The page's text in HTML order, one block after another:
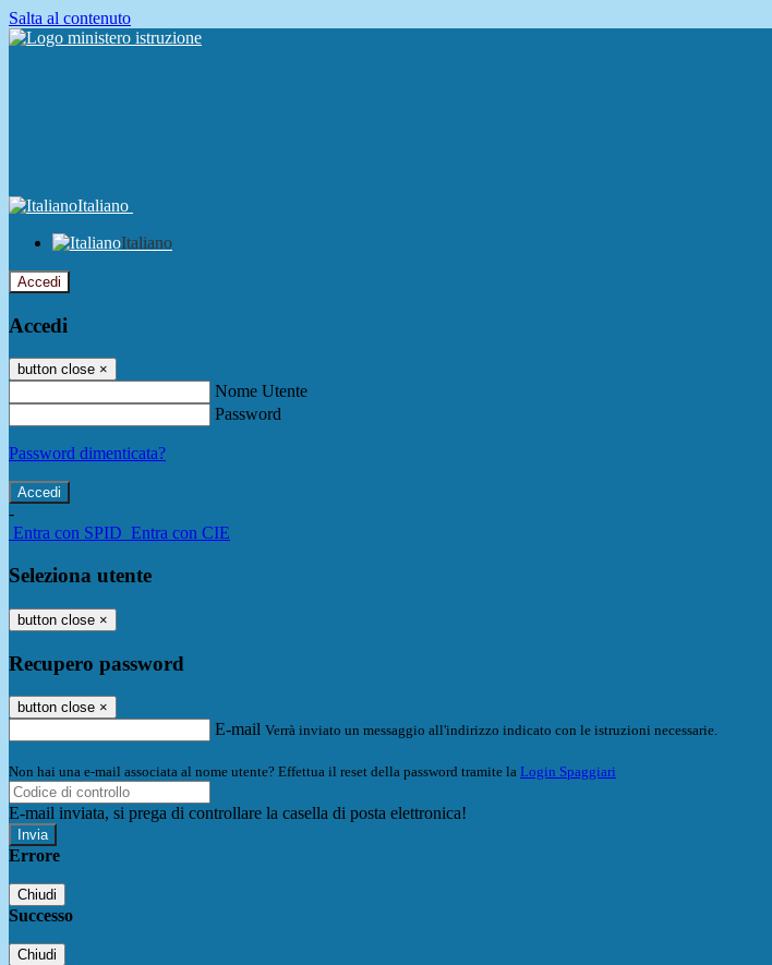
Salta al contenuto
Italiano
Italiano
Accedi
Accedi
button close ×
Nome Utente
Password
Password dimenticata?
-
Entra con SPID Entra con CIE
Seleziona utente
button close ×
Recupero password
button close ×
E-mail Verrà inviato un messaggio all'indirizzo indicato con le istruzioni necessarie.
Non hai una e-mail associata al nome utente? Effettua il reset della password tramite la Login Spaggiari
E-mail inviata, si prega di controllare la casella di posta elettronica!
Errore
Chiudi
Successo
Chiudi